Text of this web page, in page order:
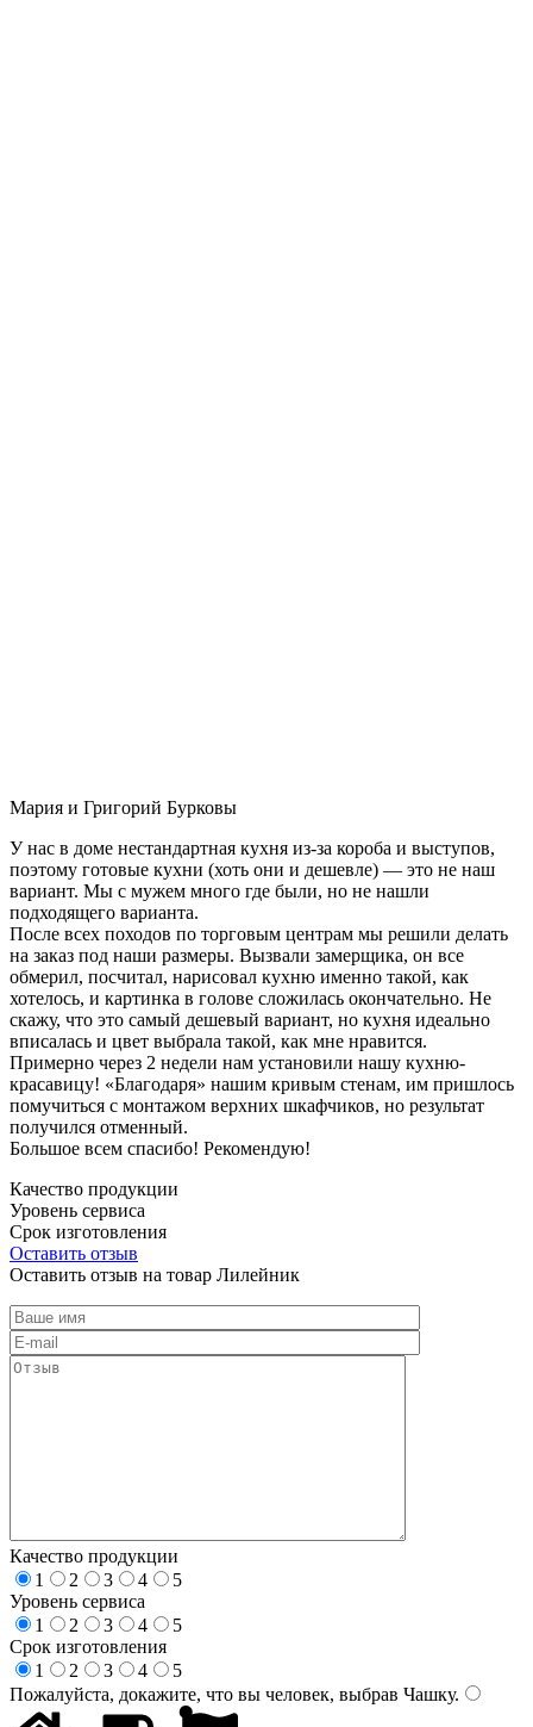
Мария и Григорий Бурковы
У нас в доме нестандартная кухня из-за короба и выступов,
поэтому готовые кухни (хоть они и дешевле) — это не наш
вариант. Мы с мужем много где были, но не нашли
подходящего варианта.
После всех походов по торговым центрам мы решили делать
на заказ под наши размеры. Вызвали замерщика, он все
обмерил, посчитал, нарисовал кухню именно такой, как
хотелось, и картинка в голове сложилась окончательно. Не
скажу, что это самый дешевый вариант, но кухня идеально
вписалась и цвет выбрала такой, как мне нравится.
Примерно через 2 недели нам установили нашу кухню-
красавицу! «Благодаря» нашим кривым стенам, им пришлось
помучиться с монтажом верхних шкафчиков, но результат
получился отменный.
Большое всем спасибо! Рекомендую!
Качество продукции
Уровень сервиса
Срок изготовления
Оставить отзыв
Оставить отзыв на товар Лилейник
Качество продукции
1
2 3 4
5
Уровень сервиса
1
2 3 4
5
Срок изготовления
1
2 3 4
5
Пожалуйста, докажите, что вы человек, выбрав Чашку.